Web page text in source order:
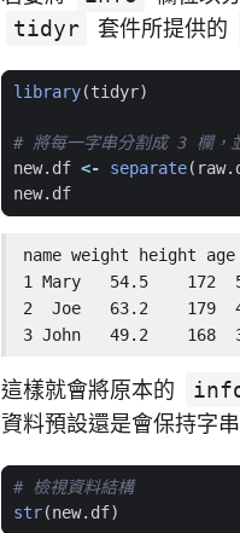
tidyr
套件所提供的
library(tidyr)
# 將每一字串分割成 3 欄，
new.df <- separate(
new.df
name weight height age
1 Mary   54.5    172
2  Joe   63.2    179
3 John   49.2    168
這樣就會將原本的
資料預設還是會保持字串
# 檢視資料結構
str(new.df)